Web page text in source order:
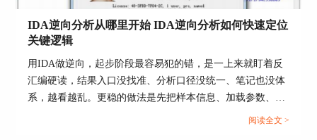
抓解密后内存映像再回填到静态工程，而不是在解
密前的镜像上纠结。
8、把验证结论落到可复现记录
对每个关键结论至少保留三类证据，地址与函数哈
希、关键交叉引用截图或导出列表、动态验证的输
入输出与断点观察记录，确保换人换机仍能复查同
IDA逆向分析从哪里开始 IDA逆向分析如何快速定位
关键逻辑
用IDA做逆向，起步阶段最容易犯的错，是一上来就盯着反
汇编硬读，结果入口没找准、分析口径没统一、笔记也没体
系，越看越乱。更稳的做法是先把样本信息、加载参数、自
动分析结果固定下来，再用少量高信息线索把范围收敛到关
阅读全文 >